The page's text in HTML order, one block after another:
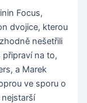
Focus,
dvojice, kterou
nešetřili
na to,
a Marek
ve sporu o